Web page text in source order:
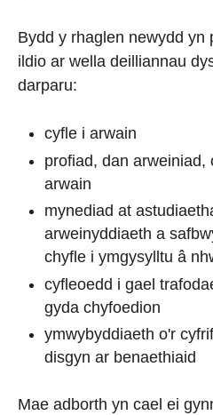
Bydd y rhaglen newydd yn
ildio ar wella deilliannau
darparu:
cyfle i arwain
profiad, dan arweiniad,
arwain
mynediad at
arweinyddiaeth a
chyfle i ymgysylltu â
cyfleoedd i gael
gyda chyfoedion
ymwybyddiaeth o'r
disgyn ar benaethiaid
Mae adborth yn cael ei